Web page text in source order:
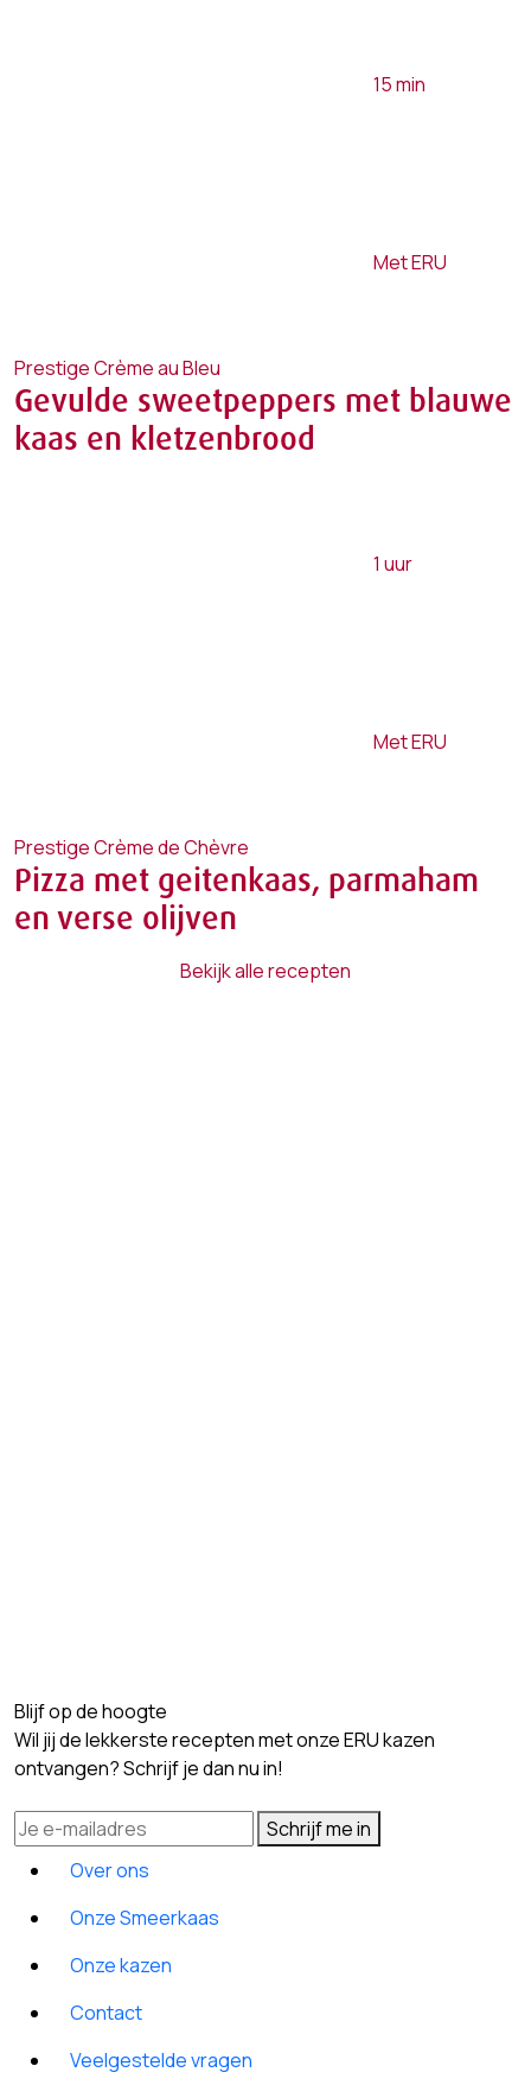
15min
Met ERU
Prestige Crème au Bleu
Gevulde sweetpeppers met blauwe
kaas en kletzenbrood
1 uur
Met ERU
Prestige Crème de Chèvre
Pizza met geitenkaas, parmaham
en verse olijven
Bekijk alle recepten
Over ons
Onze Smeerkaas
Onze kazen
Contact
Veelgestelde vragen
Blijf op de hoogte
Wil jij de lekkerste recepten met onze ERU kazen
ontvangen? Schrijf je dan nu in!
Schrijf me in